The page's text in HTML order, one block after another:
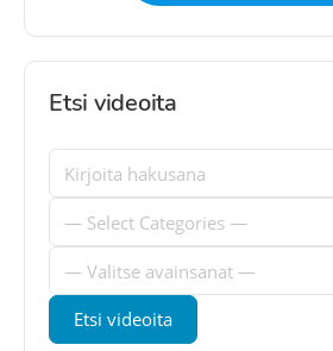
Etsi videoita